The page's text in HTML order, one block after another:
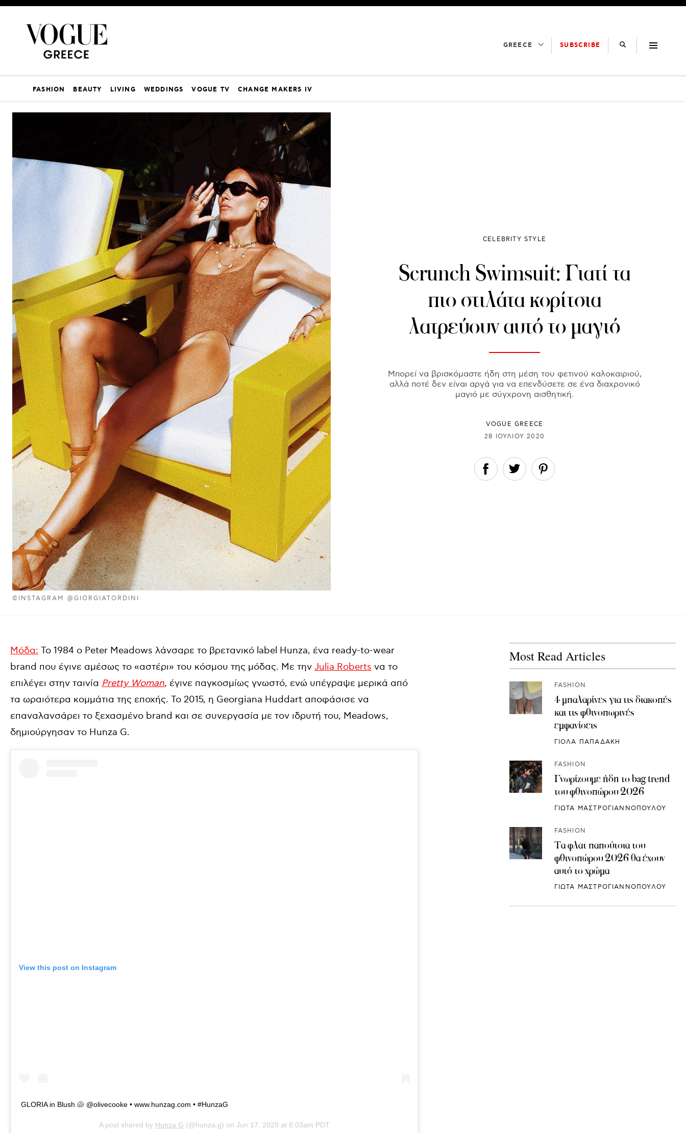
GREECE SUBSCRIBE
FASHION BEAUTY LIVING WEDDINGS VOGUE TV CHANGE MAKERS IV
©INSTAGRAM @GIORGIATORDINI
CELEBRITY STYLE
Scrunch Swimsuit: Γιατί τα
πιο στιλάτα κορίτσια
λατρεύουν αυτό το μαγιό
Μπορεί να βρισκόμαστε ήδη στη μέση του φετινού καλοκαιριού,
αλλά ποτέ δεν είναι αργά για να επενδύσετε σε ένα διαχρονικό
μαγιό με σύγχρονη αισθητική.
VOGUE GREECE
28 ΙΟΥΛΊΟΥ 2020
Μόδα: Το 1984 ο Peter Meadows λάνσαρε το βρετανικό label Hunza, ένα ready-to-wear
brand που έγινε αμέσως το «αστέρι» του κόσμου της μόδας. Με την Julia Roberts να το
επιλέγει στην ταινία Pretty Woman, έγινε παγκοσμίως γνωστό, ενώ υπέγραψε μερικά από
τα ωραιότερα κομμάτια της εποχής. Το 2015, η Georgiana Huddart αποφάσισε να
επαναλανσάρει το ξεχασμένο brand και σε συνεργασία με τον ιδρυτή του, Meadows,
δημιούργησαν το Hunza G.
View this post on Instagram
GLORIA in Blush 🐚 @olivecooke • www.hunzag.com • #HunzaG
A post shared by Hunza G (@hunza.g) on Jun 17, 2020 at 8:03am PDT
Most Read Articles
FASHION
4 μπαλαρίνες για τις διακοπές
και τις φθινοπωρινές
εμφανίσεις
ΓΙΟΛΑ ΠΑΠΑΔΑΚΗ
FASHION
Γνωρίζουμε ήδη το bag trend
του φθινοπώρου 2026
ΓΙΩΤΑ ΜΑΣΤΡΟΓΙΑΝΝΟΠΟΥΛΟΥ
FASHION
Τα φλατ παπούτσια του
φθινοπώρου 2026 θα έχουν
αυτό το χρώμα
ΓΙΩΤΑ ΜΑΣΤΡΟΓΙΑΝΝΟΠΟΥΛΟΥ